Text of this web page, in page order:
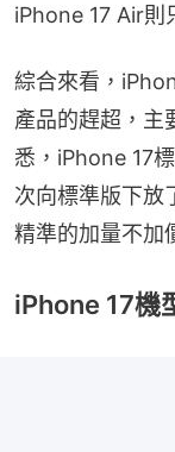
iPhone 17 Air則
綜合來看，
產品的趕超，主
悉，iPhone 17
次向標準版下放
精準的加量不加
iPhone 17